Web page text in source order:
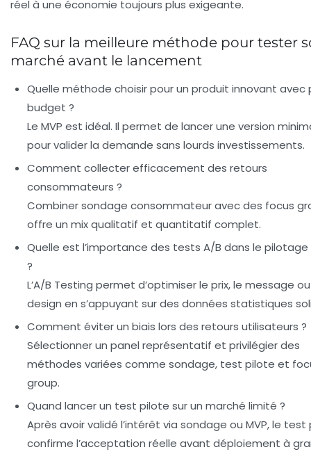
réel à une économie toujours plus exigeante.
FAQ sur la meilleure méthode pour tester
marché avant le lancement
Quelle méthode choisir pour un produit innovant avec
budget ?
Le MVP est idéal. Il permet de lancer une version
pour valider la demande sans lourds investissements.
Comment collecter efficacement des retours
consommateurs ?
Combiner sondage consommateur avec des focus
offre un mix qualitatif et quantitatif complet.
Quelle est l’importance des tests A/B dans le
?
L’A/B Testing permet d’optimiser le prix, le message
design en s’appuyant sur des données statistiques
Comment éviter un biais lors des retours utilisateurs ?
Sélectionner un panel représentatif et privilégier des
méthodes variées comme sondage, test pilote et
group.
Quand lancer un test pilote sur un marché limité ?
Après avoir validé l’intérêt via sondage ou MVP, le
confirme l’acceptation réelle avant déploiement à